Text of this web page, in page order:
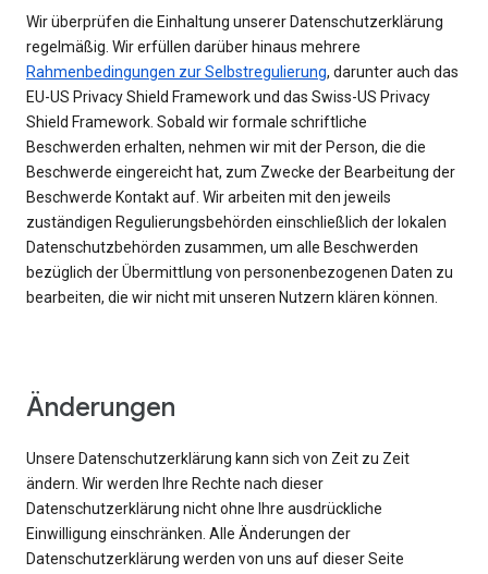
Wir überprüfen die Einhaltung unserer Datenschutzerklärung
regelmäßig. Wir erfüllen darüber hinaus mehrere
Rahmenbedingungen zur Selbstregulierung, darunter auch das
EU-US Privacy Shield Framework und das Swiss-US Privacy
Shield Framework. Sobald wir formale schriftliche
Beschwerden erhalten, nehmen wir mit der Person, die die
Beschwerde eingereicht hat, zum Zwecke der Bearbeitung der
Beschwerde Kontakt auf. Wir arbeiten mit den jeweils
zuständigen Regulierungsbehörden einschließlich der lokalen
Datenschutzbehörden zusammen, um alle Beschwerden
bezüglich der Übermittlung von personenbezogenen Daten zu
bearbeiten, die wir nicht mit unseren Nutzern klären können.
Änderungen
Unsere Datenschutzerklärung kann sich von Zeit zu Zeit
ändern. Wir werden Ihre Rechte nach dieser
Datenschutzerklärung nicht ohne Ihre ausdrückliche
Einwilligung einschränken. Alle Änderungen der
Datenschutzerklärung werden von uns auf dieser Seite